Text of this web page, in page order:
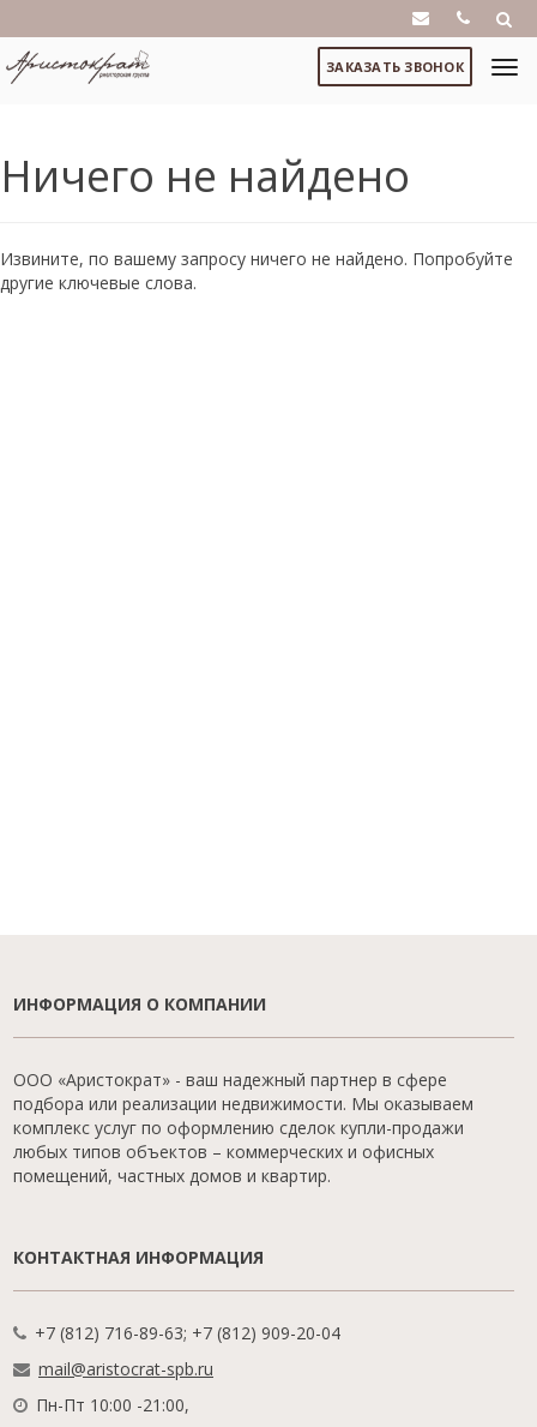
ЗАКАЗАТЬ ЗВОНОК
Ничего не найдено
Извините, по вашему запросу ничего не найдено. Попробуйте
другие ключевые слова.
ИНФОРМАЦИЯ О КОМПАНИИ
ООО «Аристократ» - ваш надежный партнер в сфере
подбора или реализации недвижимости. Мы оказываем
комплекс услуг по оформлению сделок купли-продажи
любых типов объектов – коммерческих и офисных
помещений, частных домов и квартир.
КОНТАКТНАЯ ИНФОРМАЦИЯ
+7 (812) 716-89-63; +7 (812) 909-20-04
mail@aristocrat-spb.ru
Пн-Пт 10:00 -21:00,